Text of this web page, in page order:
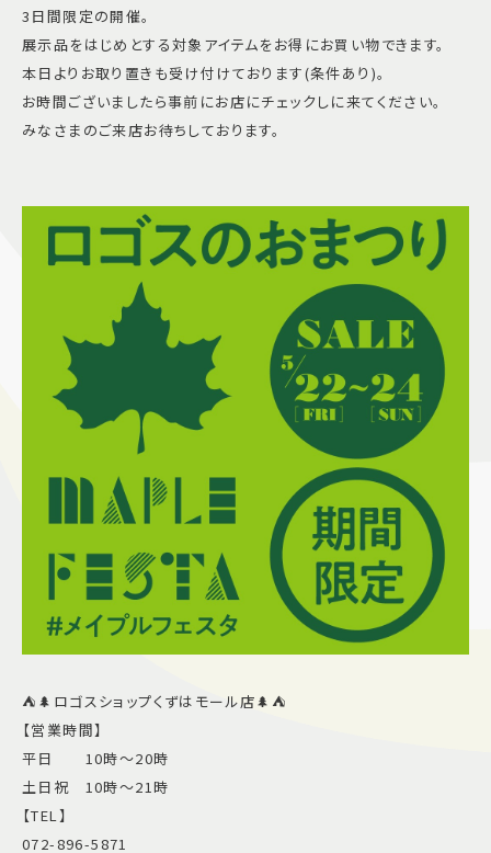
3日間限定の開催。
展示品をはじめとする対象アイテムをお得にお買い物できます。
本日よりお取り置きも受け付けております(条件あり)。
お時間ございましたら事前にお店にチェックしに来てください。
みなさまのご来店お待ちしております。
⛺️🌲ロゴスショップくずはモール店🌲⛺️
【営業時間】
平日 10時〜20時
土日祝 10時〜21時
【TEL】
072-896-5871